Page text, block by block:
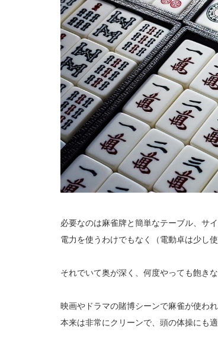
必要なのは麻雀牌と簡単なテーブル、サイ
電力を使うわけでもなく（電動卓は少し
それでいて奥が深く、何度やっても飽きな
映画やドラマの賭博シーンで麻雀が使わ
本来は非常にクリーンで、頭の体操にも